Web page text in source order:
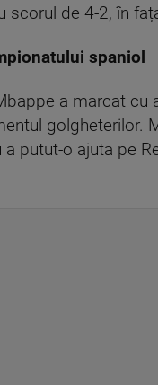
scorul de 4-2, în
spaniol
a marcat cu
golgheterilor.
putut-o ajuta pe